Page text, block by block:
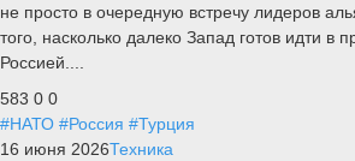
не просто в очередную встречу лидеров
того, насколько далеко Запад готов идти в
Россией....
583 0 0
#НАТО #Россия #Турция
16 июня 2026Техника